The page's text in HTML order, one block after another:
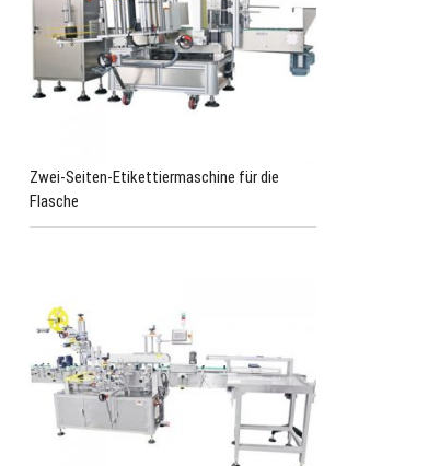
Zwei-Seiten-Etikettiermaschine für die
Flasche